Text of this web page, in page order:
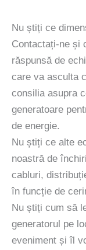
Nu știți ce
Contactați-ne și
răspunsă de
care va asculta
consilia asupra
generatoare
de energie.
Nu știți ce alte
noastră de
cabluri,
în funcție de
Nu știți cum să
generatorul pe
eveniment și îl